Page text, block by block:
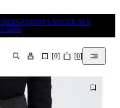
LÄNGER ALS
SEIN
SUCHEN [0] [0]